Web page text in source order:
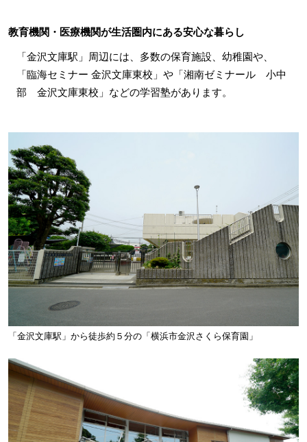
教育機関・医療機関が生活圏内にある安心な暮らし
「金沢文庫駅」周辺には、多数の保育施設、幼稚園や、
「臨海セミナー 金沢文庫東校」や「湘南ゼミナール 小中
部 金沢文庫東校」などの学習塾があります。
「金沢文庫駅」から徒歩約５分の「横浜市金沢さくら保育園」